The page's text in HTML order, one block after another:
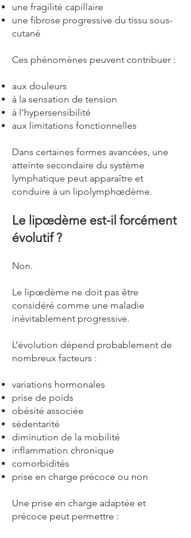
une fragilité capillaire
une fibrose progressive du tissu sous-
cutané
Ces phénomènes peuvent contribuer :
aux douleurs
à la sensation de tension
à l’hypersensibilité
aux limitations fonctionnelles
Dans certaines formes avancées, une
atteinte secondaire du système
lymphatique peut apparaître et
conduire à un lipolymphœdème.
Le lipœdème est-il forcément
évolutif ?
Non.
Le lipœdème ne doit pas être
considéré comme une maladie
inévitablement progressive.
L’évolution dépend probablement de
nombreux facteurs :
variations hormonales
prise de poids
obésité associée
sédentarité
diminution de la mobilité
inflammation chronique
comorbidités
prise en charge précoce ou non
Une prise en charge adaptée et
précoce peut permettre :